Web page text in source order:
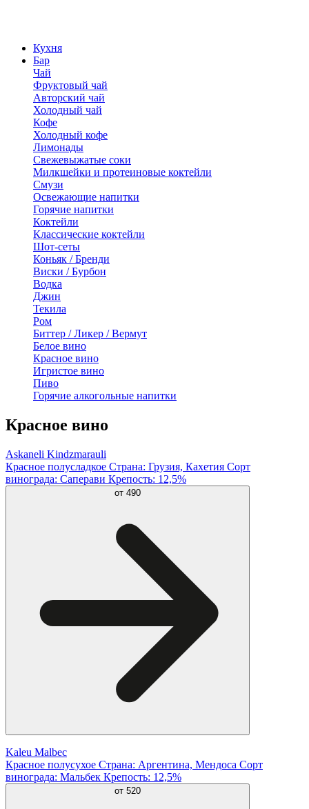
Кухня
Бар
Чай
Фруктовый чай
Авторский чай
Холодный чай
Кофе
Холодный кофе
Лимонады
Свежевыжатые соки
Милкшейки и протеиновые коктейли
Смузи
Освежающие напитки
Горячие напитки
Коктейли
Классические коктейли
Шот-сеты
Коньяк / Бренди
Виски / Бурбон
Водка
Джин
Текила
Ром
Биттер / Ликер / Вермут
Белое вино
Красное вино
Игристое вино
Пиво
Горячие алкогольные напитки
Красное вино
Askaneli Kindzmarauli
Красное полусладкое Страна: Грузия, Кахетия Сорт
винограда: Саперави Крепость: 12,5%
от 490
Kaleu Malbec
Красное полусухое Страна: Аргентина, Мендоса Сорт
винограда: Мальбек Крепость: 12,5%
от 520